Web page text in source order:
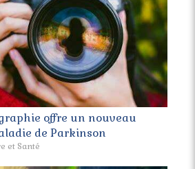
offre un nouveau
de Parkinson
et Santé